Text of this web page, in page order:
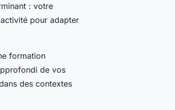
: votre
pour adapter
formation
de vos
des contextes